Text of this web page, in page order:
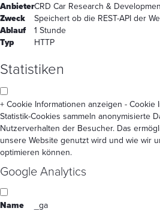
AnbieterCRD Car Research &
Zweck
Speichert ob die REST-API der
Ablauf
1 Stunde
Typ
HTTP
Statistiken
+ Cookie Informationen anzeigen - Cookie
Statistik-Cookies sammeln anonymisierte
Nutzerverhalten der Besucher. Das
unsere Website genutzt wird und wie wir
optimieren können.
Google Analytics
Name
_ga